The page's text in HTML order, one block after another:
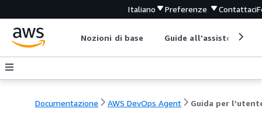
Italiano Preferenze Contattaci
Nozioni di base Guide all'assistenza
Documentazione AWS DevOps Agent Guida per